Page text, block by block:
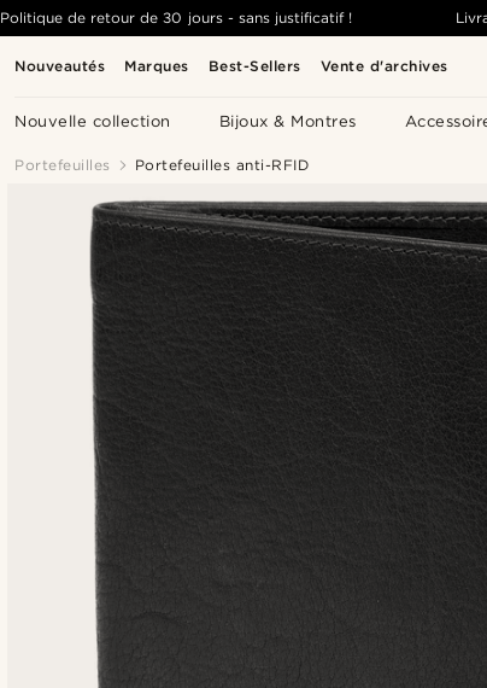
Nouveautés Marques Best-Sellers Vente d'archives
Nouvelle collection Bijoux & Montres
Politique de retour de 30 jours - sans justificatif !
Portefeuilles Portefeuilles anti-RFID